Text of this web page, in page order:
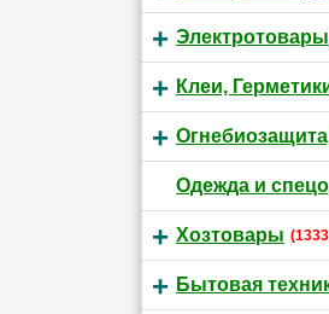
Электротовары
Клеи,
Одежда и
Хозтовары
Бытовая